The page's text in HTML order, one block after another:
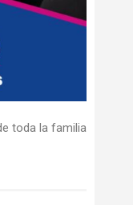
toda la familia